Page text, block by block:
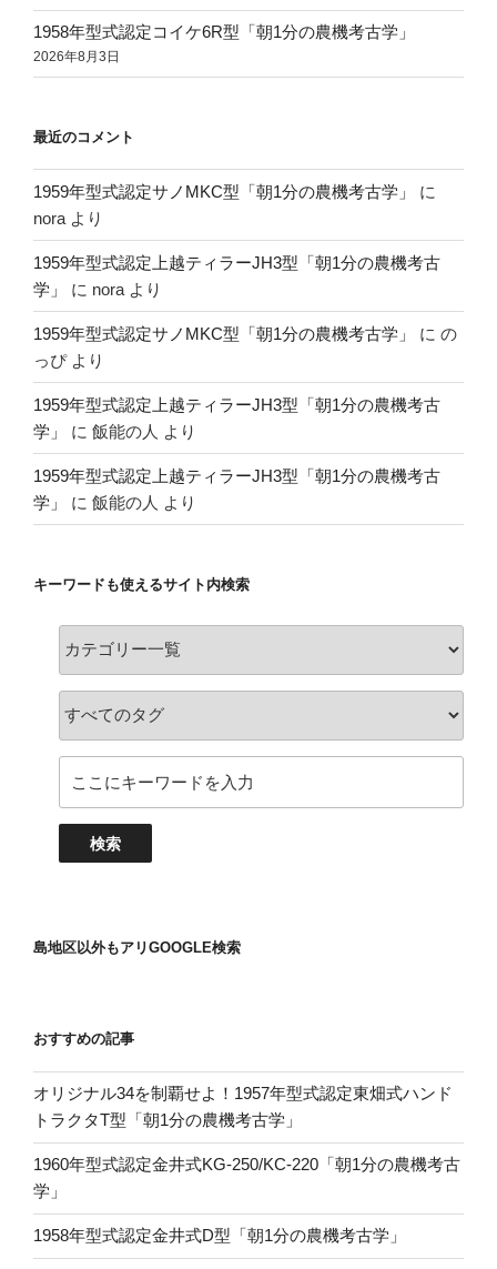
1958年型式認定コイケ6R型「朝1分の農機考古学」
2026年8月3日
最近のコメント
1959年型式認定サノMKC型「朝1分の農機考古学」
に
nora より
1959年型式認定上越ティラーJH3型「朝1分の農機考古
学」
に nora より
1959年型式認定サノMKC型「朝1分の農機考古学」 に の
っぴより
1959年型式認定上越ティラーJH3型「朝1分の農機考古
学」
に 飯能の人 より
1959年型式認定上越ティラーJH3型「朝1分の農機考古
学」
に 飯能の人 より
キーワードも使えるサイト内検索
島地区以外もアリGOOGLE検索
おすすめの記事
オリジナル34を制覇せよ！1957年型式認定東畑式ハンド
トラクタT型「朝1分の農機考古学」
1960年型式認定金井式KG-250/KC-220「朝1分の農機考古
学」
1958年型式認定金井式D型「朝1分の農機考古学」